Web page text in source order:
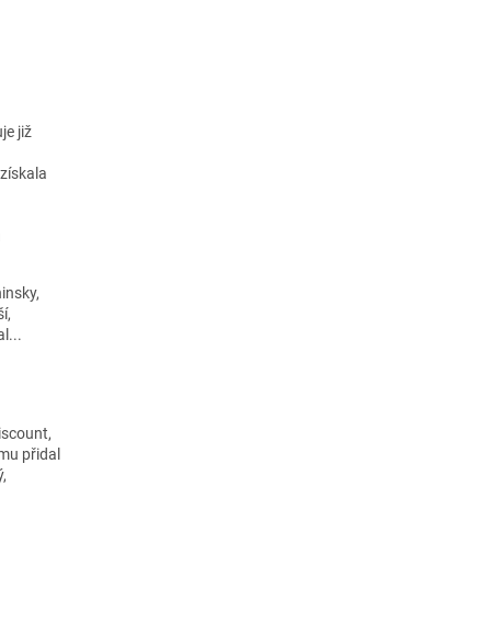
již
přidal